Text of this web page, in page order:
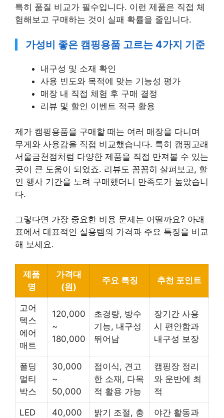
특히 품질 비교가 필수입니다. 이런 제품은 직접 체
험해보고 구매하는 것이 실패 확률을 줄입니다.
가성비 좋은 캠핑용품 고르는 4가지 기준
내구성 및 소재 확인
사용 빈도와 목적에 맞는 기능성 평가
매장 내 직접 체험 후 구매 결정
리뷰 및 할인 이벤트 적극 활용
제가 캠핑용품을 구매할 때는 여러 매장을 다니며
무게와 사용감을 직접 비교했습니다. 특히 캠핑고래
서울금천점처럼 다양한 제품을 직접 만져볼 수 있는
곳이 큰 도움이 되었죠. 리뷰도 꼼꼼히 살펴보고, 할
인 행사 기간을 노려 구매했더니 만족도가 높았습니
다.
그렇다면 가장 중요한 비용 문제는 어떨까요? 아래
표에서 대표적인 실용템의 가격과 주요 특징을 비교
해 보세요.
제품
명
가격대
(원)
주요 특징 추천 포인트
고어
텍스
에어
매트
120,000
~
180,000
초경량, 방수
기능, 내구성
뛰어남
장기간 사용
시 편안함과
내구성 보장
폴딩
멀티
박스
30,000
~
50,000
접이식, 견고
한 소재, 다목
적 활용 가능
캠핑장 정리
와 운반에 최
적
LED
40,000
밝기 조절, 충
야간 활동과